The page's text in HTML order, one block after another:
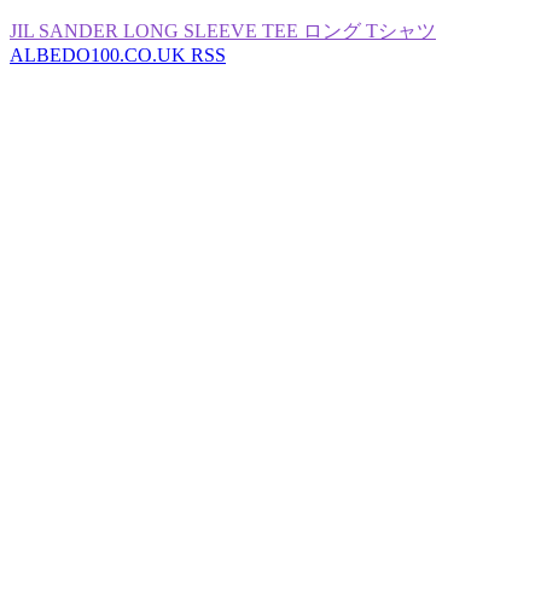
JIL SANDER LONG SLEEVE TEE ロング Tシャツ
ALBEDO100.CO.UK RSS